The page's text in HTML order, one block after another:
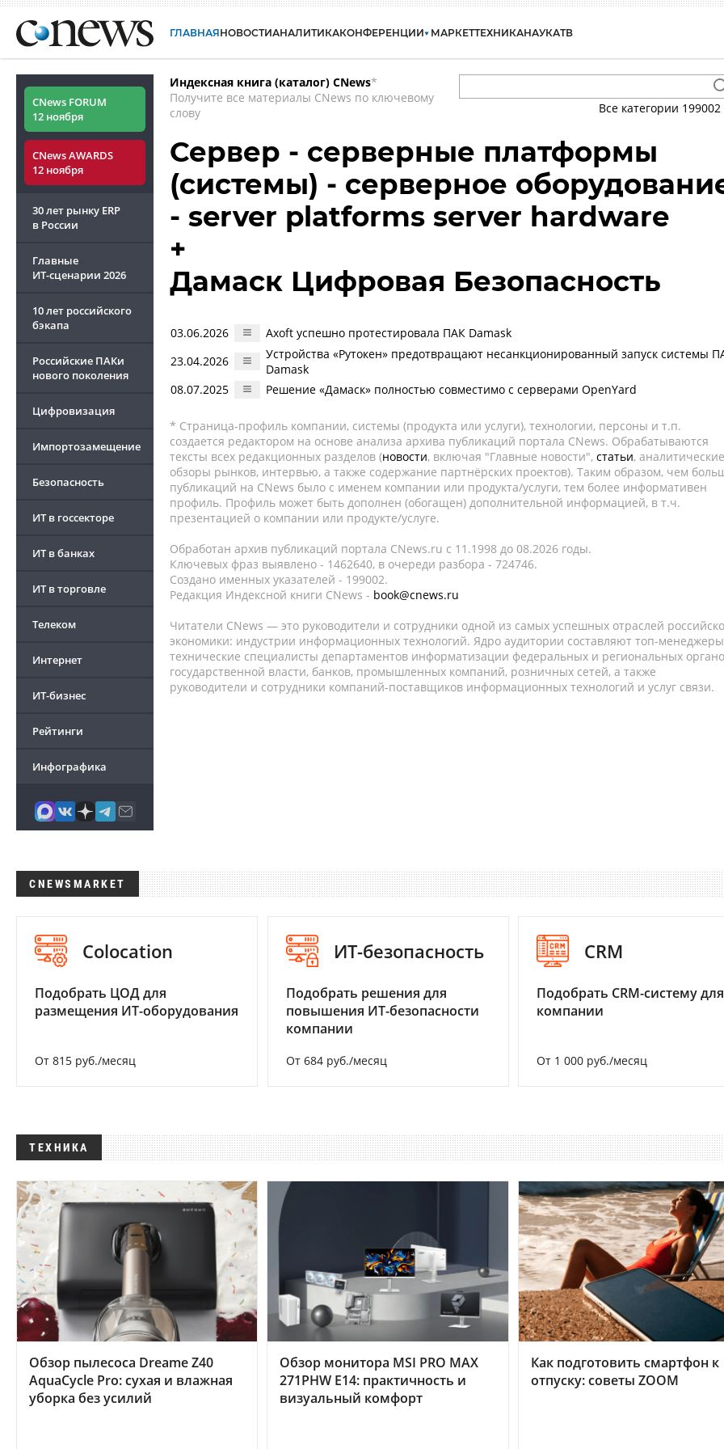
ГЛАВНАЯНОВОСТИАНАЛИТИКАКОНФЕРЕНЦИИ МАРКЕТТЕХНИКАНАУКАТВ
CNews FORUM
12 ноября
CNews AWARDS
12 ноября
30 лет рынку ERP
в России
Главные
ИТ-сценарии 2026
10 лет российского
бэкапа
Российские ПАКи
нового поколения
Цифровизация
Импортозамещение
Безопасность
ИТ в госсекторе
ИТ в банках
ИТ в торговле
Телеком
Интернет
ИТ-бизнес
Рейтинги
Инфографика
Индексная книга (каталог) CNews*
Получите все материалы CNews по ключевому
слову
Все категории 199002
Сервер - серверные платформы
(системы) - серверное
- server platforms server hardware
+
Дамаск Цифровая Безопасность
03.06.2026
Axoft успешно протестировала ПАК Damask
23.04.2026
Устройства «Рутокен» предотвращают несанкционированный запуск системы
Damask
08.07.2025
Решение «Дамаск» полностью совместимо с серверами OpenYard
* Страница-профиль компании, системы (продукта или услуги), технологии, персоны и т.п.
создается редактором на основе анализа архива публикаций портала CNews. Обрабатываются
тексты всех редакционных разделов (новости, включая "Главные новости", статьи, аналитические
обзоры рынков, интервью, а также содержание партнёрских проектов). Таким образом, чем
публикаций на CNews было с именем компании или продукта/услуги, тем более информативен
профиль. Профиль может быть дополнен (обогащен) дополнительной информацией, в т.ч.
презентацией о компании или продукте/услуге.
Обработан архив публикаций портала CNews.ru c 11.1998 до 08.2026 годы.
Ключевых фраз выявлено - 1462640, в очереди разбора - 724746.
Создано именных указателей - 199002.
Редакция Индексной книги CNews - book@cnews.ru
Читатели CNews — это руководители и сотрудники одной из самых успешных отраслей
экономики: индустрии информационных технологий. Ядро аудитории составляют топ-
технические специалисты департаментов информатизации федеральных и региональных
государственной власти, банков, промышленных компаний, розничных сетей, а также
руководители и сотрудники компаний-поставщиков информационных технологий и услуг связи.
CNEWSMARKET
Colocation
Подобрать ЦОД для
размещения ИТ-оборудования
От 815 руб./месяц
ИТ-безопасность
Подобрать решения для
повышения ИТ-безопасности
компании
От 684 руб./месяц
CRM
Подобрать CRM-систему для
компании
От 1 000 руб./месяц
ТЕХНИКА
Обзор пылесоса Dreame Z40
AquaCycle Pro: сухая и влажная
уборка без усилий
Обзор монитора MSI PRO MAX
271PHW E14: практичность и
визуальный комфорт
Как подготовить смартфон к
отпуску: советы ZOOM